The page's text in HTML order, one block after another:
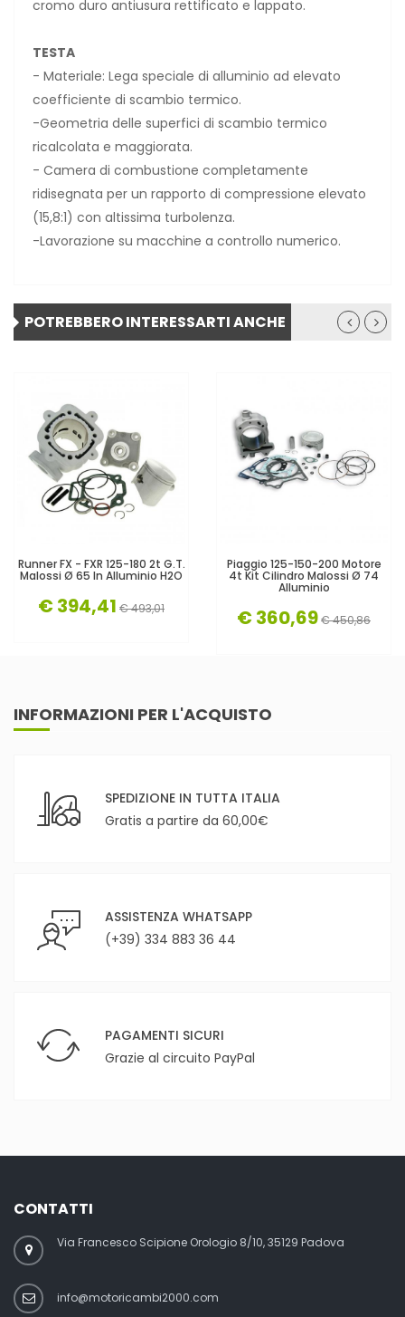
cromo duro antiusura rettificato e lappato.
TESTA
- Materiale: Lega speciale di alluminio ad elevato
coefficiente di scambio termico.
-Geometria delle superfici di scambio termico
ricalcolata e maggiorata.
- Camera di combustione completamente
ridisegnata per un rapporto di compressione elevato
(15,8:1) con altissima turbolenza.
-Lavorazione su macchine a controllo numerico.
POTREBBERO INTERESSARTI ANCHE
Runner FX - FXR 125-180 2t G.T.
Malossi Ø 65 In Alluminio H2O
€ 394,41 € 493,01
Piaggio 125-150-200 Motore
4t Kit Cilindro Malossi Ø 74
Alluminio
€ 360,69€ 450,86
INFORMAZIONI PER L'ACQUISTO
SPEDIZIONE IN TUTTA ITALIA
Gratis a partire da 60,00€
ASSISTENZA WHATSAPP
(+39) 334 883 36 44
PAGAMENTI SICURI
Grazie al circuito PayPal
CONTATTI
Via Francesco Scipione Orologio 8/10, 35129 Padova
info@motoricambi2000.com